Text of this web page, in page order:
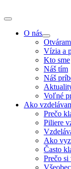
O nás
Vízia a
Kto sme
Náš tím
Náš
Voľné
Ako
Prečo
Piliere
Ako
Často
Prečo